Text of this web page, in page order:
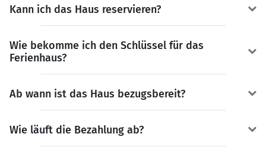
Kann ich das Haus reservieren?
Wie bekomme ich den Schlüssel für das
Ferienhaus?
Ab wann ist das Haus bezugsbereit?
Wie läuft die Bezahlung ab?